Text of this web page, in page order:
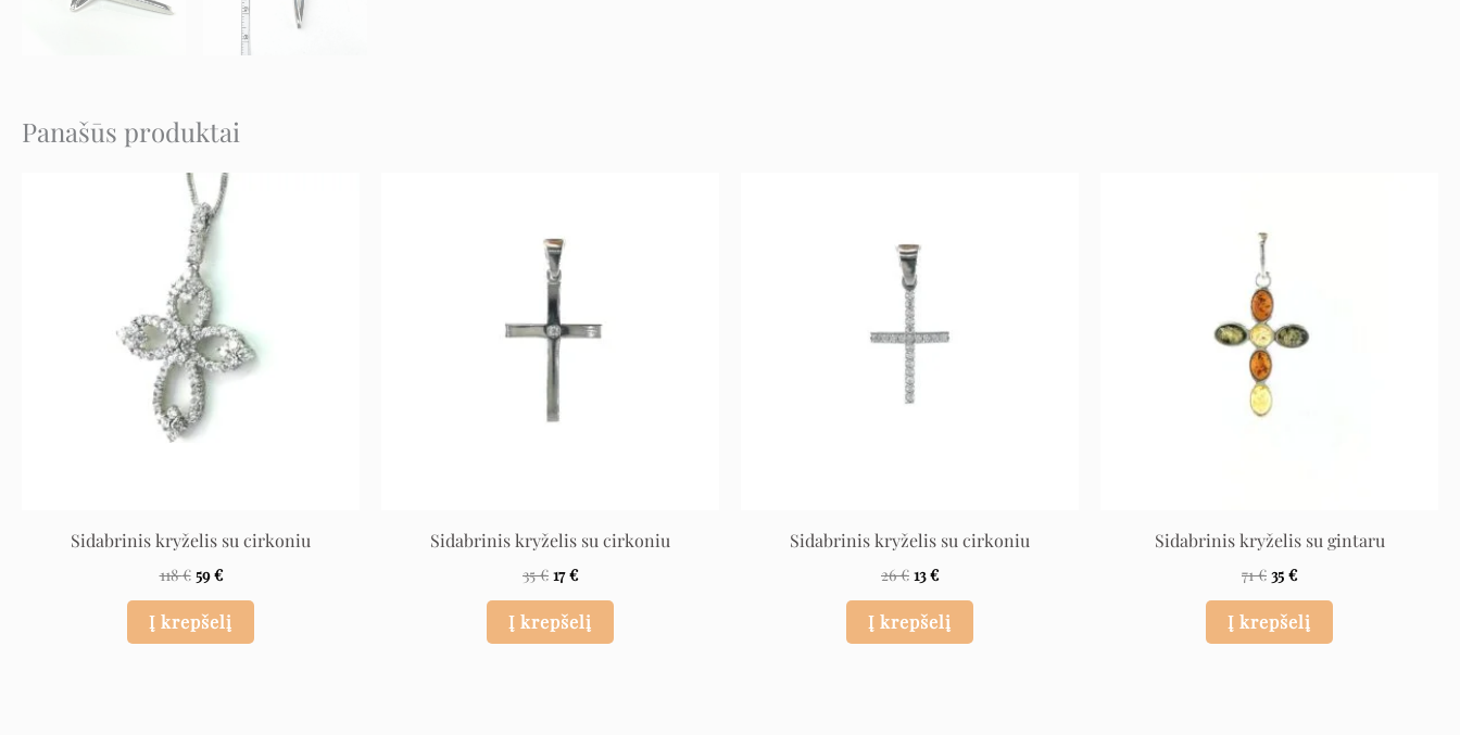
Panašūs produktai
Sidabrinis kryželis su cirkoniu
118€
Original
price
was:
118 €.
59€
Current
price
Į krepšelį
Sidabrinis kryželis su cirkoniu
35€
35 €.
17€
Į krepšelį
Sidabrinis kryželis su cirkoniu
26€
26 €.
13€
Į krepšelį
Sidabrinis kryželis su gintaru
71€ 35 €
Į krepšelį